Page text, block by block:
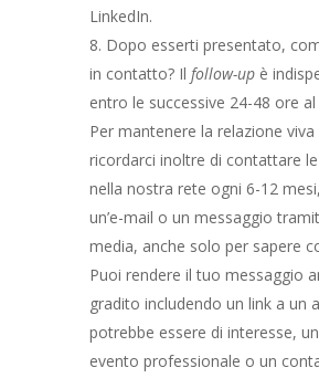
LinkedIn.
Dopo esserti presentato,
in contatto? Il follow-upè
entro le successive 24-48 ore
Per mantenere la relazione
ricordarci inoltre di contattare
nella nostra rete ogni 6-12
un’e-mail o un messaggio
media, anche solo per sapere
Puoi rendere il tuo messaggio
gradito includendo un link a un
potrebbe essere di interesse,
evento professionale o un